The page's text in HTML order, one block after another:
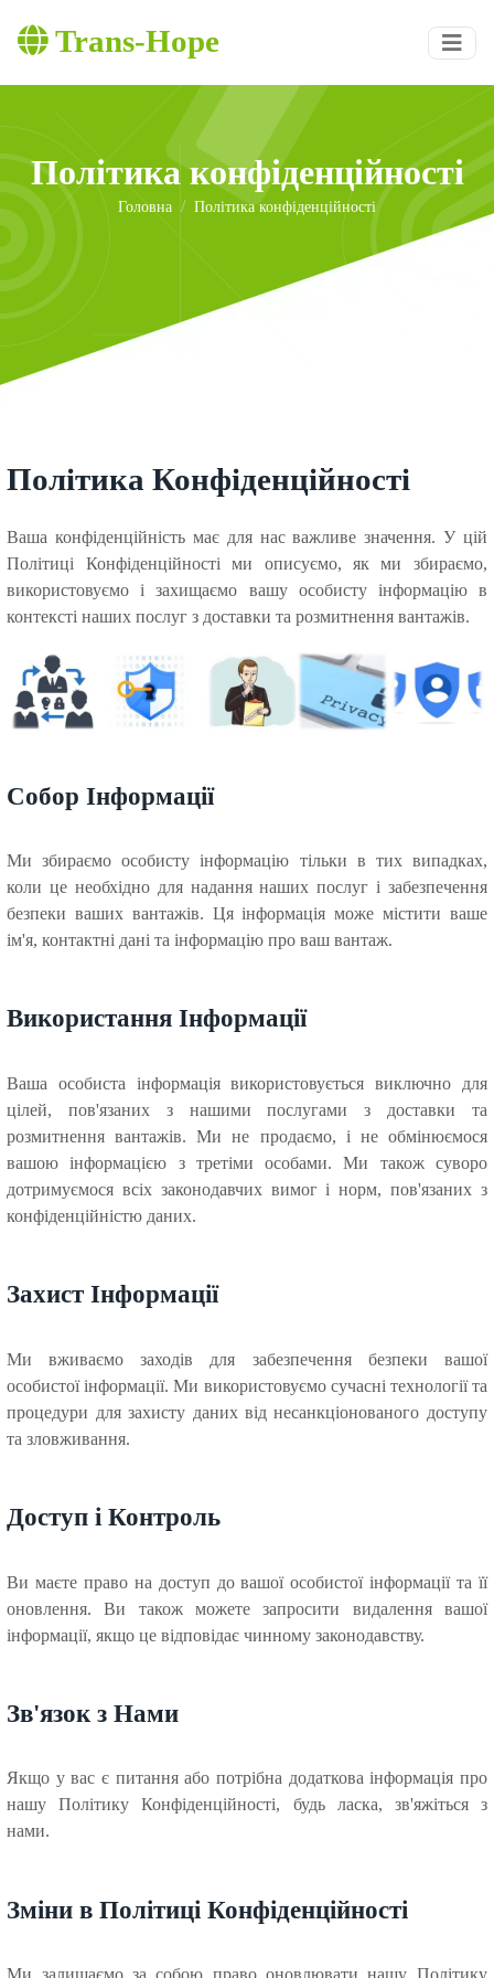
Trans-Hope
Політика конфіденційності
Головна Політика конфіденційності
Політика Конфіденційності
Ваша конфіденційність має для нас важливе значення. У цій
Політиці Конфіденційності ми описуємо, як ми збираємо,
використовуємо і захищаємо вашу особисту інформацію в
контексті наших послуг з доставки та розмитнення вантажів.
Собор Інформації
Ми збираємо особисту інформацію тільки в тих випадках,
коли це необхідно для надання наших послуг і забезпечення
безпеки ваших вантажів. Ця інформація може містити ваше
ім'я, контактні дані та інформацію про ваш вантаж.
Використання Інформації
Ваша особиста інформація використовується виключно для
цілей, пов'язаних з нашими послугами з доставки та
розмитнення вантажів. Ми не продаємо, і не обмінюємося
вашою інформацією з третіми особами. Ми також суворо
дотримуємося всіх законодавчих вимог і норм, пов'язаних з
конфіденційністю даних.
Захист Інформації
Ми вживаємо заходів для забезпечення безпеки вашої
особистої інформації. Ми використовуємо сучасні технології та
процедури для захисту даних від несанкціонованого доступу
та зловживання.
Доступ і Контроль
Ви маєте право на доступ до вашої особистої інформації та її
оновлення. Ви також можете запросити видалення вашої
інформації, якщо це відповідає чинному законодавству.
Зв'язок з Нами
Якщо у вас є питання або потрібна додаткова інформація про
нашу Політику Конфіденційності, будь ласка, зв'яжіться з
нами.
Зміни в Політиці Конфіденційності